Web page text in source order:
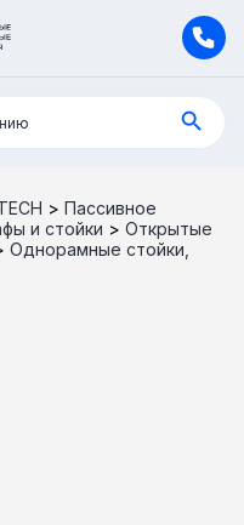
> Пассивное
и стойки > Открытые
Однорамные стойки,